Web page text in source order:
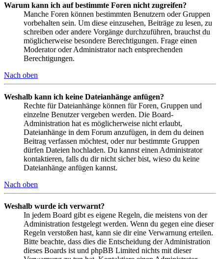
Warum kann ich auf bestimmte Foren nicht zugreifen?
Manche Foren können bestimmten Benutzern oder Gruppen
vorbehalten sein. Um diese einzusehen, Beiträge zu lesen, zu
schreiben oder andere Vorgänge durchzuführen, brauchst du
möglicherweise besondere Berechtigungen. Frage einen
Moderator oder Administrator nach entsprechenden
Berechtigungen.
Nach oben
Weshalb kann ich keine Dateianhänge anfügen?
Rechte für Dateianhänge können für Foren, Gruppen und
einzelne Benutzer vergeben werden. Die Board-
Administration hat es möglicherweise nicht erlaubt,
Dateianhänge in dem Forum anzufügen, in dem du deinen
Beitrag verfassen möchtest, oder nur bestimmte Gruppen
dürfen Dateien hochladen. Du kannst einen Administrator
kontaktieren, falls du dir nicht sicher bist, wieso du keine
Dateianhänge anfügen kannst.
Nach oben
Weshalb wurde ich verwarnt?
In jedem Board gibt es eigene Regeln, die meistens von der
Administration festgelegt werden. Wenn du gegen eine dieser
Regeln verstoßen hast, kann sie dir eine Verwarnung erteilen.
Bitte beachte, dass dies die Entscheidung der Administration
dieses Boards ist und phpBB Limited nichts mit dieser